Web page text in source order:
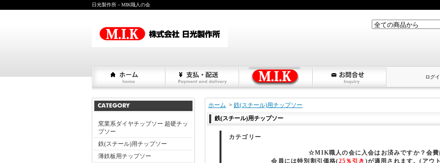
日光製作所－MIK職人の会
ログ
窯業系ダイヤチップソー 超硬チッ
プソー
鉄(スチール)用チップソー
薄鉄板用チップソー
ホーム > 鉄(スチール)用チップソー
鉄(スチール)用チップソー
カテゴリー
☆MIK職人の会に入会はお済みですか？会費
会員には特別割引価格(25％引き )が適用されます。(アウ